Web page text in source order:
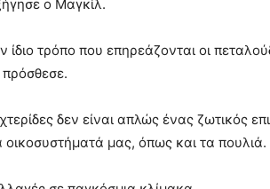
ο Μαγκίλ.
τρόπο που επηρεάζονται οι
πρόσθεσε.
δεν είναι απλώς ένας ζωτικός
οικοσυστήματά μας, όπως και τα πουλιά.